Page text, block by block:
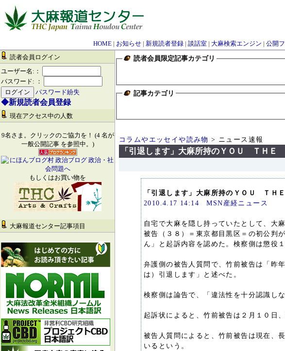
HOME| お知らせ| 新規読者登録| 談話室| 大麻検索エンジン | 公開
読者会員ログイン
ユーザー名:：
パスワード: ：
パスワード紛失
◆新規読者会員登録
現在アクセス中の人数
9名さま。クリックのご協力を！ (4 名が
一般公開記事 を参照中。)
もしくはお買い物を
大麻報道センター記事項目
読者会員限定記事カテゴリ
記事カテゴリ
コラムやエッセイや読み物 > ニュース速報
「引退します」大麻所持のＹＯＵ ＴＨ
「引退します」大麻所持のＹＯＵ ＴＨ
2010.4.17 14:14 MSN産経ニュース
自宅で大麻を隠し持っていたとして、
被告（３８）＝東京都目黒区＝の初公判
ん」と起訴内容を認めた。検察側は懲役
弁護側の被告人質問で、竹前被告は「昨
は）引退します」と述べた。
検察側は論告で、「違法性を十分認識し
起訴状によると、竹前被告は２月１０日
被告人質問によると、竹前被告は現在、
いるという。